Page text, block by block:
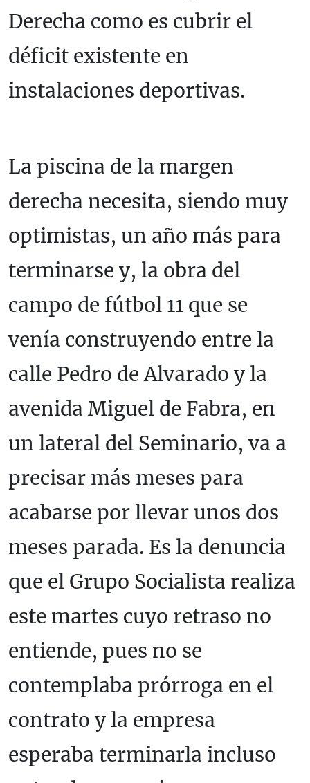
Derecha como es cubrir el
déficit existente en
instalaciones deportivas.
La piscina de la margen
derecha necesita, siendo muy
optimistas, un año más para
terminarse y, la obra del
campo de fútbol 11 que se
venía construyendo entre la
calle Pedro de Alvarado y la
avenida Miguel de Fabra, en
un lateral del Seminario, va a
precisar más meses para
acabarse por llevar unos dos
meses parada. Es la denuncia
que el Grupo Socialista realiza
este martes cuyo retraso no
entiende, pues no se
contemplaba prórroga en el
contrato y la empresa
esperaba terminarla incluso